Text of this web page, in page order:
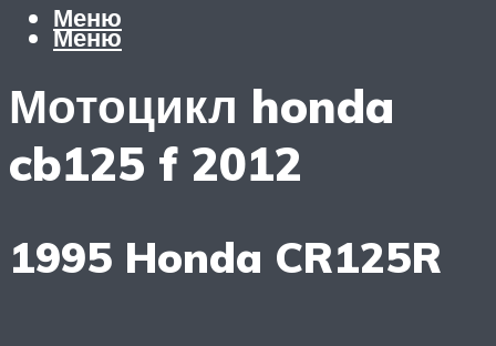
Меню
Меню
Мотоцикл honda
cb125 f 2012
1995 Honda CR125R